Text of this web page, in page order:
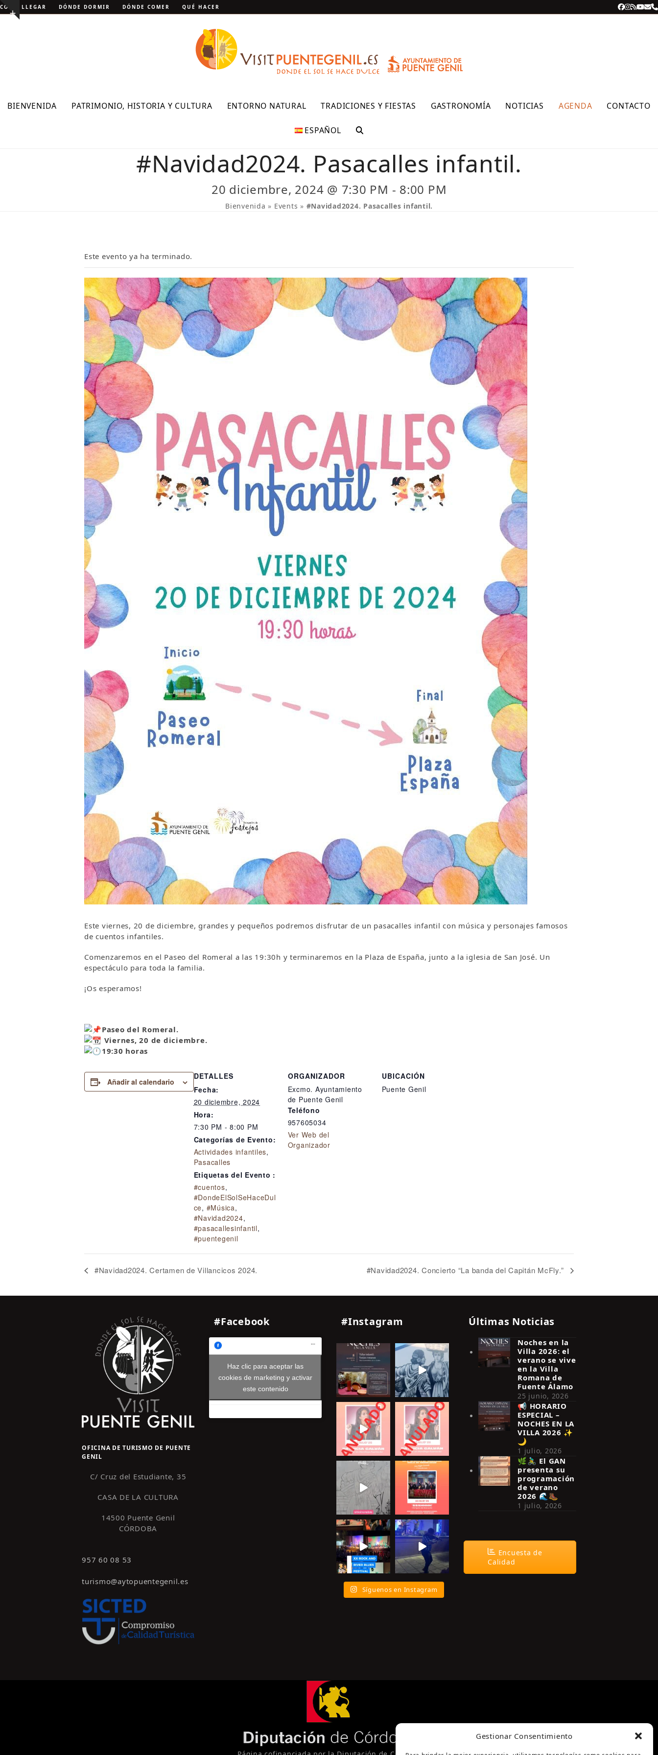
Gestionar Consentimiento
Skip
to Show
CÓMO LLEGAR DÓNDE DORMIR DÓNDE COMER QUÉ HACER Facebook
RSS
BIENVENIDA PATRIMONIO, HISTORIA Y CULTURA ENTORNO NATURAL TRADICIONES Y FIESTAS GASTRONOMÍA NOTICIAS AGENDA CONTACTO
ESPAÑOL
#Navidad2024. Pasacalles infantil.
20 diciembre, 2024 @ 7:30 PM - 8:00 PM
Bienvenida » Events » #Navidad2024. Pasacalles infantil.
Este evento ya ha terminado.
Este viernes, 20 de diciembre, grandes y pequeños podremos disfrutar de un pasacalles infantil con música y personajes famosos
de cuentos infantiles.
Comenzaremos en el Paseo del Romeral a las 19:30h y terminaremos en la Plaza de España, junto a la iglesia de San José. Un
espectáculo para toda la familia.
¡Os esperamos!
Paseo del Romeral.
Viernes, 20 de diciembre.
19:30 horas
Añadir al calendario
DETALLES
Fecha:
20 diciembre, 2024
Hora:
7:30 PM - 8:00 PM
Categorías de Evento:
Actividades infantiles,
Pasacalles
Etiquetas del Evento :
#cuentos,
#DondeElSolSeHaceDul
ce, #Música,
#Navidad2024,
#pasacallesinfantil,
#puentegenil
ORGANIZADOR
Excmo. Ayuntamiento
de Puente Genil
Teléfono
957605034
Ver Web del
Organizador
UBICACIÓN
Puente Genil
#Navidad2024. Certamen de Villancicos 2024. #Navidad2024. Concierto “La banda del Capitán McFly.”
OFICINA DE TURISMO DE PUENTE
GENIL
C/ Cruz del Estudiante, 35
CASA DE LA CULTURA
14500 Puente Genil
CÓRDOBA
957 60 08 53
turismo@aytopuentegenil.es
#Facebook
Haz clic para aceptar las
cookies de marketing y activar
este contenido
#Instagram
Síguenos en Instagram
Últimas Noticias
Noches en la
Villa 2026: el
verano se vive
en la Villa
Romana de
Fuente Álamo
25 junio, 2026
📢 HORARIO
ESPECIAL –
NOCHES EN LA
VILLA 2026 ✨
🌙
1 julio, 2026
🌿🚴‍♂️ El GAN
presenta su
programación
de verano
2026 🌊🥾
1 julio, 2026
Encuesta de
Calidad